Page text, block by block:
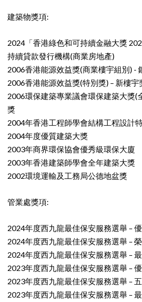
建築物獎項:
2024「香港綠色和可持續金融大獎
持續貸款發行機構(商業房地產)
2006香港能源效益獎(商業樓宇組別) -
2006香港能源效益獎(特別獎) – 新樓宇
2006環保建築專業議會環保建築大獎(
獎
2004年香港工程師學會結構工程設計
2004年度優質建築大獎
2003年商界環保協會優秀級環保大廈
2003年香港建築師學會全年建築大獎
2002環境運輸及工務局公德地盆獎
管業處獎項:
2024年度西九龍最佳保安服務選舉 –
2024年度西九龍最佳保安服務選舉 –
2024年度西九龍最佳保安服務選舉 –
2023年度西九龍最佳保安服務選舉 –
2023年度西九龍最佳保安服務選舉 –
2023年度西九龍最佳保安服務選舉 –